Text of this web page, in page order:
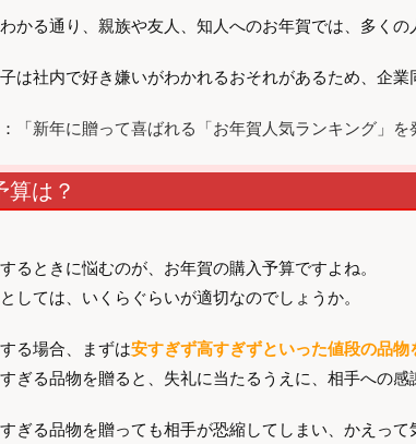
かる通り、親族や友人、知人へのお年賀では、多くの
は社内で好き嫌いがわかれるおそれがあるため、企
「新年に贈って喜ばれる「お年賀人気ランキング」
算は？
るときに悩むのが、お年賀の購入予算ですよね。
しては、いくらぐらいが適切なのでしょうか。
る場合、まずは安すぎず高すぎずといった値段の品物
ぎる品物を贈ると、失礼に当たるうえに、相手への感
ぎる品物を贈っても相手が恐縮してしまい、かえって